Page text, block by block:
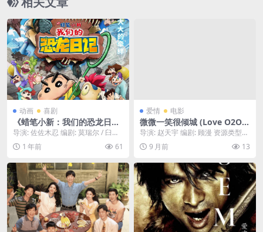
动画 喜剧
《蜡笔小新：我们的恐龙日
记》百度云网盘夸克下载.阿里
云盘.中字.(2024)
导演: 佐佐木忍 编剧: 莫瑞尔 / 臼井
仪人 资源下载：蜡笔小新：我们的
恐龙日...
1 年前 61
爱情 电影
微微一笑很倾城 (Love O2O)
– 2016 – 爱情/奇幻 – 1080P
高清完整版 – 夸克网盘/迅雷
网盘免费下载
导演: 赵天宇 编剧: 顾漫 资源类型：
微微一笑很倾城百度云盘,百度网盘,
ed2...9 月前 13